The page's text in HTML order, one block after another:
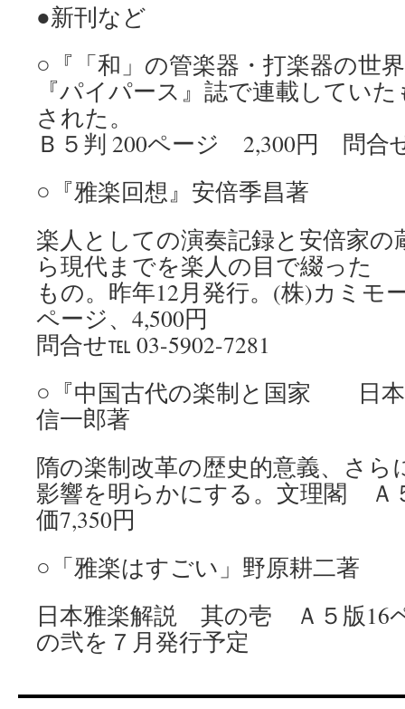
●新刊など
○『「和」の管楽器・打楽器の世
『パイパース』誌で連載してい
された。
Ｂ５判 200ページ 2,300円 問合
○『雅楽回想』安倍季昌著
楽人としての演奏記録と安倍家の
ら現代までを楽人の目で綴った
もの。昨年12月発行。(株)カミ
ページ、4,500円
問合せ℡ 03-5902-7281
○『中国古代の楽制と国家 日本
信一郎著
隋の楽制改革の歴史的意義、さら
影響を明らかにする。文理閣
価7,350円
○「雅楽はすごい」野原耕二著
日本雅楽解説 其の壱 Ａ５版
の弐を７月発行予定